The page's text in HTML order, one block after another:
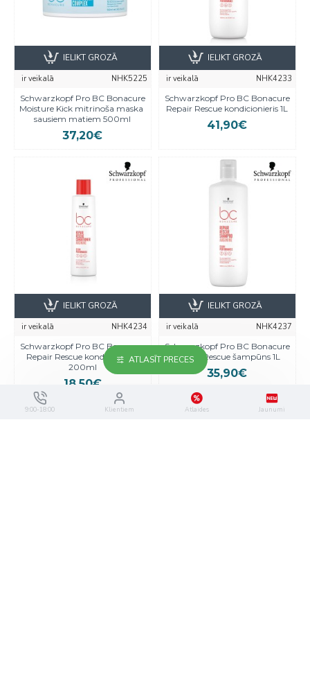
ir veikalā
NHK5225
Schwarzkopf Pro BC Bonacure
Moisture Kick mitrinoša maska ​​
sausiem matiem 500ml
37,20€
IELIKT GROZĀ
ir veikalā
NHK4233
Schwarzkopf Pro BC Bonacure
Repair Rescue kondicionieris 1L
41,90€
IELIKT GROZĀ
ir veikalā
NHK4234
Schwarzkopf Pro BC Bonacure
Repair Rescue kondicionieris
200ml
18,50€
IELIKT GROZĀ
ir veikalā
NHK4237
Schwarzkopf Pro BC Bonacure
Repair Rescue šampūns 1L
35,90€
IELIKT GROZĀ
9:00-18:00 Klientiem Atlaides Jaunumi
ATLASĪT PRECES